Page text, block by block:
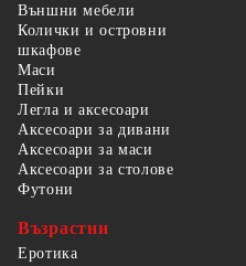
Външни мебели
Колички и островни
шкафове
Маси
Пейки
Легла и аксесоари
Аксесоари за дивани
Аксесоари за маси
Аксесоари за столове
Футони
Възрастни
Еротика